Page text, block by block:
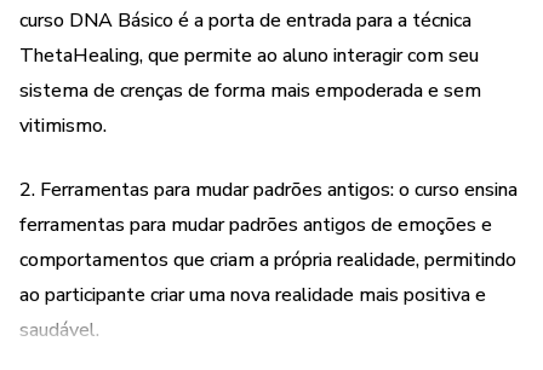
curso DNA Básico é a porta de entrada para a técnica
ThetaHealing, que permite ao aluno interagir com seu
sistema de crenças de forma mais empoderada e sem
vitimismo.
2. Ferramentas para mudar padrões antigos: o curso ensina
ferramentas para mudar padrões antigos de emoções e
comportamentos que criam a própria realidade, permitindo
ao participante criar uma nova realidade mais positiva e
saudável.